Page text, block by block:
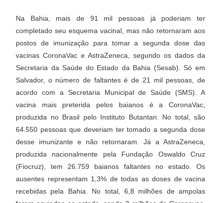
Na Bahia, mais de 91 mil pessoas já poderiam ter
completado seu esquema vacinal, mas não retornaram aos
postos de imunização para tomar a segunda dose das
vacinas CoronaVac e AstraZeneca, segundo os dados da
Secretaria da Saúde do Estado da Bahia (Sesab). Só em
Salvador, o número de faltantes é de 21 mil pessoas, de
acordo com a Secretaria Municipal de Saúde (SMS). A
vacina mais preterida pelos baianos é a CoronaVac,
produzida no Brasil pelo Instituto Butantan. No total, são
64.550 pessoas que deveriam ter tomado a segunda dose
desse imunizante e não retornaram. Já a AstraZeneca,
produzida nacionalmente pela Fundação Oswaldo Cruz
(Fiocruz), tem 26.759 baianos faltantes no estado. Os
ausentes representam 1,3% de todas as doses de vacina
recebidas pela Bahia. No total, 6,8 milhões de ampolas